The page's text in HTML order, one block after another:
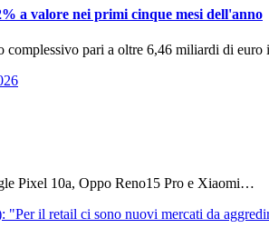
a valore nei primi cinque mesi dell'anno
complessivo pari a oltre 6,46 miliardi di
Pixel 10a, Oppo Reno15 Pro e Xiaomi…